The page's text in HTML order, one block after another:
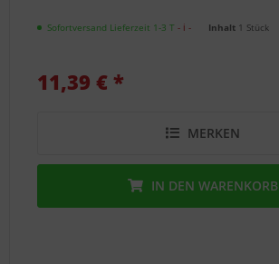
Sofortversand Lieferzeit 1-3 T- ℹ - Inhalt 1 Stück
11,39 € *
MERKEN
IN DEN WARENKORB